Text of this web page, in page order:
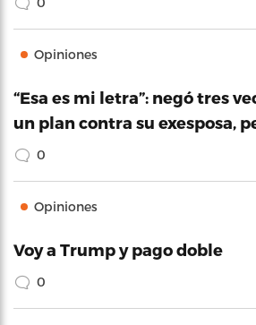
Opiniones
“Esa es mi letra”: negó tres
un plan contra su exesposa,
0
Opiniones
Voy a Trump y pago doble
0